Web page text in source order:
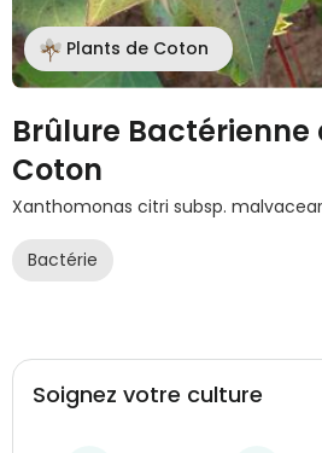
Plants de Coton
Brûlure Bactérienne
Coton
Xanthomonas citri subsp.
Bactérie
Soignez votre culture